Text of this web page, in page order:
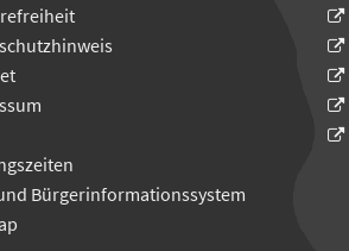
Bürgerinformationssystem